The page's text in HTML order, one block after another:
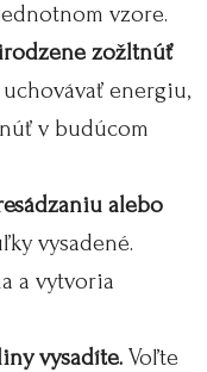
vzore.
zožltnúť
energiu,
v budúcom
alebo
vysadené.
a vytvoria
vysadíte. Voľte